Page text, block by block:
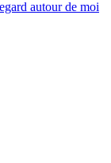
autour de moi